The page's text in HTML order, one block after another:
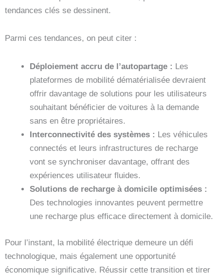
tendances clés se dessinent.
Parmi ces tendances, on peut citer :
Déploiement accru de l’autopartage : Les
plateformes de mobilité dématérialisée devraient
offrir davantage de solutions pour les utilisateurs
souhaitant bénéficier de voitures à la demande
sans en être propriétaires.
Interconnectivité des systèmes : Les véhicules
connectés et leurs infrastructures de recharge
vont se synchroniser davantage, offrant des
expériences utilisateur fluides.
Solutions de recharge à domicile optimisées :
Des technologies innovantes peuvent permettre
une recharge plus efficace directement à domicile.
Pour l’instant, la mobilité électrique demeure un défi
technologique, mais également une opportunité
économique significative. Réussir cette transition et tirer